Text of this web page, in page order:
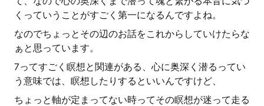
くっていうことがすごく第一になるんですよね。
なのでちょっとその辺のお話をこれからしていけたらな
ぁと思っています。
7ってすごく瞑想と関連がある、心に奥深く潜るってい
う意味では、瞑想したりするといいんですけど、
ちょっと軸が定まってない時ってその瞑想が迷って走る